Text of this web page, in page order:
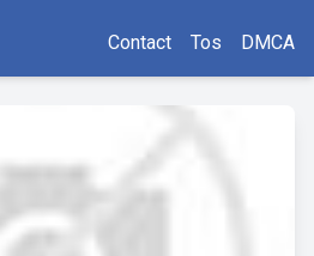
Contact Tos DMCA